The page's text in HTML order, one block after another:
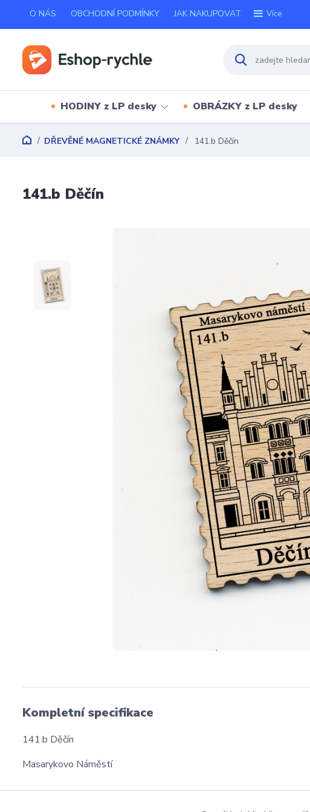
O NÁS OBCHODNÍ PODMÍNKY JAK NAKUPOVAT Více
HODINY z LP desky OBRÁZKY z LP desky
DŘEVĚNÉ MAGNETICKÉ ZNÁMKY 141.b Děčín
141.b Děčín
Kompletní specifikace
141.b Děčín
Masarykovo Náměstí